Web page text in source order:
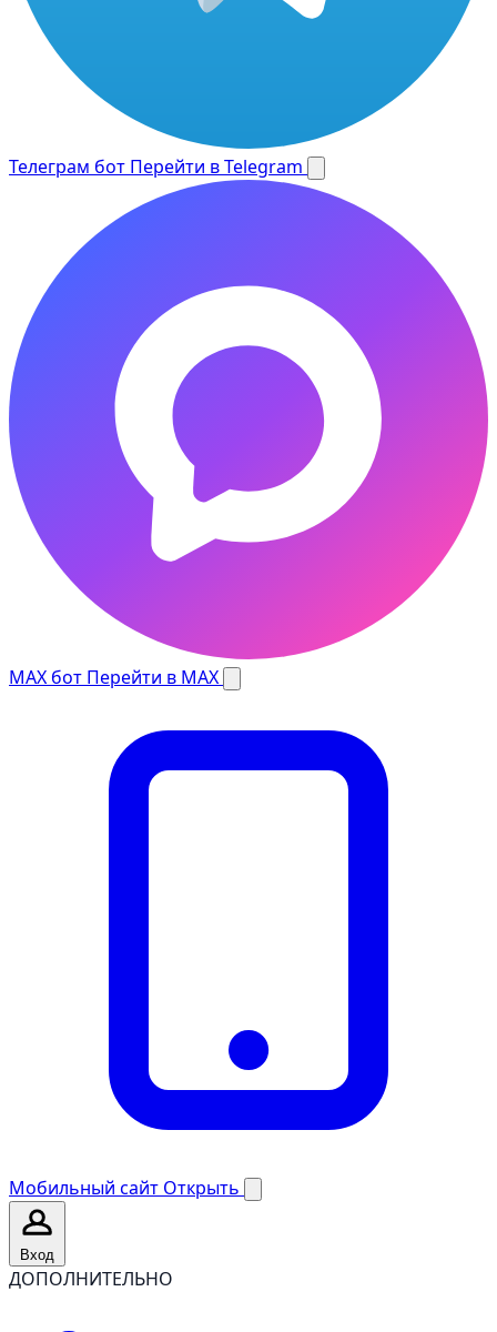
Телеграм бот Перейти в Telegram
MAX бот Перейти в MAX
Мобильный сайт Открыть
Вход
ДОПОЛНИТЕЛЬНО